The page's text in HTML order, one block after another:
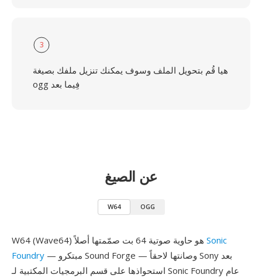
3
هيا قُم بتحويل الملف وسوف يمكنك تنزيل ملفك بصيغة
ogg فِيما بعد
عن الصيغ
W64 OGG
Sonic
Foundry — مبتكرو Sound Forge — وصانتها لاحقاً Sony بعد
استحواذها على قسم البرمجيات المكتبية لـ Sonic Foundry عام